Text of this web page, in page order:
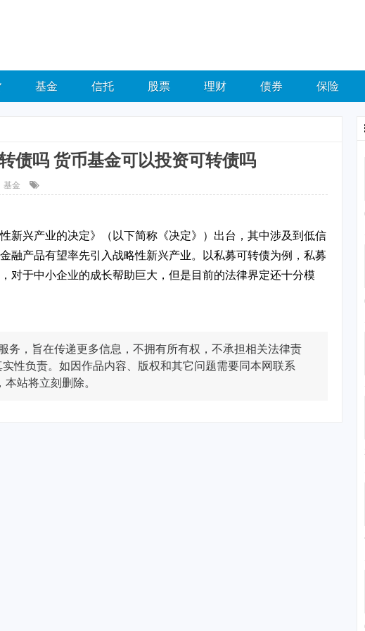
基金 信托 股票 理财 债券 保险
债吗 货币基金可以投资可转债吗
基金
新兴产业的决定》（以下简称《决定》）出台，其中涉及到低信
融产品有望率先引入战略性新兴产业。以私募可转债为例，私募
对于中小企业的成长帮助巨大，但是目前的法律界定还十分模
务，旨在传递更多信息，不拥有所有权，不承担相关法律责
性负责。如因作品内容、版权和其它问题需要同本网联系
站将立刻删除。